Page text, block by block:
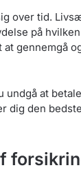
over tid.
på
gennemgå
undgå at
dig den